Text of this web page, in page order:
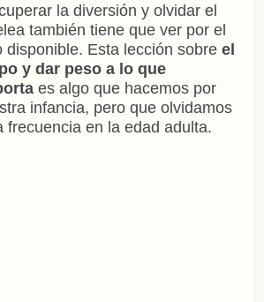
la diversión y olvidar el
también tiene que ver por el
disponible. Esta lección sobreel
y dar peso a lo que
es algo que hacemos por
infancia, pero que olvidamos
frecuencia en la edad adulta.